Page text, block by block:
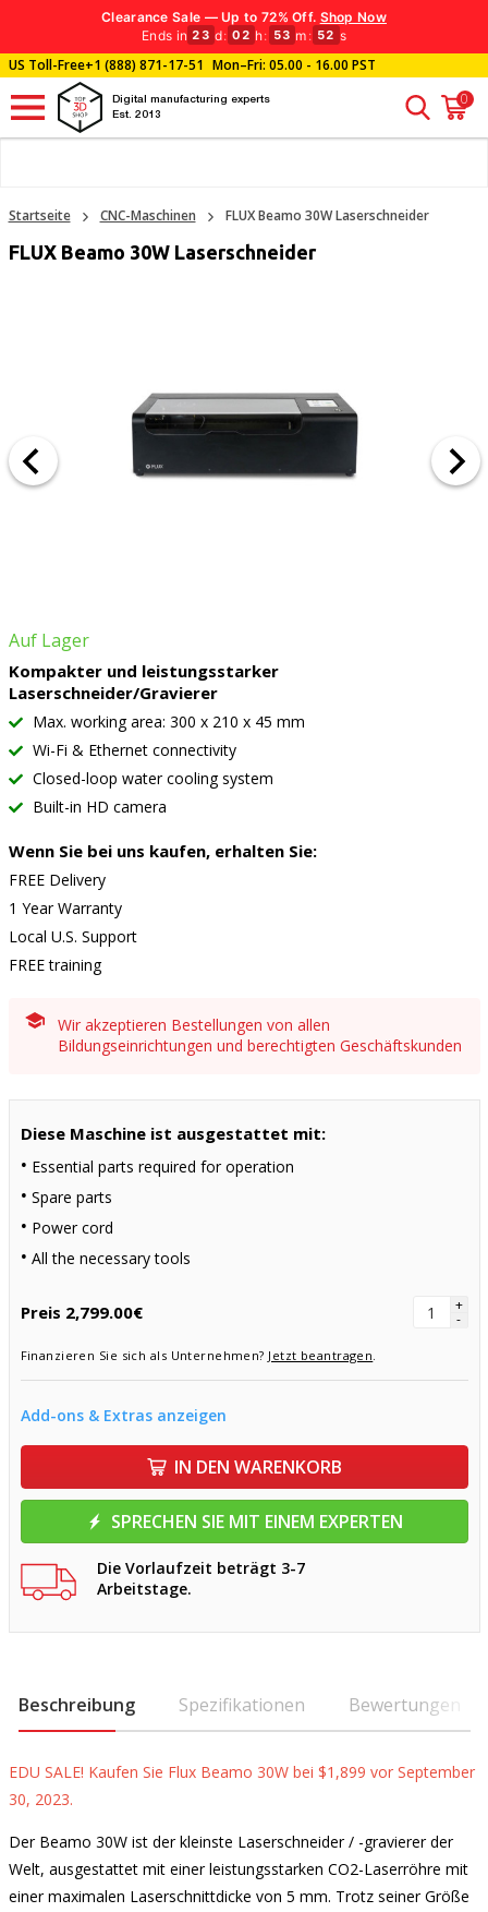
Clearance Sale — Up to 72% Off. Shop Now
Ends in 23 d: 02 h: 53 m : 51 s
US Toll-Free+1 (888) 871-17-51 Mon–Fri: 05.00 - 16.00 PST
Digital manufacturing experts
Est. 2013
0
Startseite CNC-Maschinen FLUX Beamo 30W Laserschneider
FLUX Beamo 30W Laserschneider
Auf Lager
Kompakter und leistungsstarker
Laserschneider/Gravierer
Max. working area: 300 x 210 x 45 mm
Wi-Fi & Ethernet connectivity
Closed-loop water cooling system
Built-in HD camera
Wenn Sie bei uns kaufen, erhalten Sie:
FREE Delivery
1 Year Warranty
Local U.S. Support
FREE training
Wir akzeptieren Bestellungen von allen
Bildungseinrichtungen und berechtigten Geschäftskunden
Diese Maschine ist ausgestattet mit:
Essential parts required for operation
Spare parts
Power cord
All the necessary tools
Preis 2,799.00€ +
-
Finanzieren Sie sich als Unternehmen? Jetzt beantragen.
Add-ons & Extras anzeigen
IN DEN WARENKORB
SPRECHEN SIE MIT EINEM EXPERTEN
Die Vorlaufzeit beträgt 3-7
Arbeitstage.
Beschreibung Spezifikationen Bewertungen
EDU SALE! Kaufen Sie Flux Beamo 30W bei $1,899 vor September
30, 2023.
Der Beamo 30W ist der kleinste Laserschneider / -gravierer der
Welt, ausgestattet mit einer leistungsstarken CO2-Laserröhre mit
einer maximalen Laserschnittdicke von 5 mm. Trotz seiner Größe